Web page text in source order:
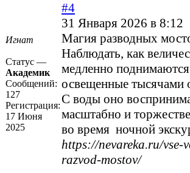
Игнат
Статус —
Академик
Сообщений:
127
Регистрация:
17 Июня
2025
#4
31 Января 2026 в 8:12
Магия разводных
Наблюдать, как
медленно
освещенные тысячами
С воды оно
масштабно и
во время ночной
https://nevareka.ru/vse-
razvod-mostov/